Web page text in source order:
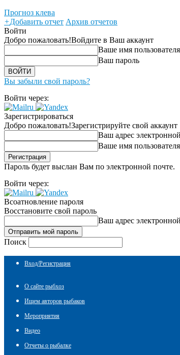
Прогноз клева
+Добавить отчет Архив отчетов
Войти
Добро пожаловать!Войдите в Ваш аккаунт
Ваше имя пользователя
Ваш пароль
Вы забыли свой пароль?
Войти через:
Зарегистрироваться
Добро пожаловать!Зарегистрируйте свой аккаунт
Ваш адрес
Ваше имя пользователя
Пароль будет выслан Вам по электронной почте.
Войти через:
Всоатновление пароля
Восстановите свой пароль
Ваш адрес
Поиск
Вход/Регистрация
О сайте рыбхоз
Ищем авторов рыбаков
Мероприятия
Видео
Отчеты о рыбалке